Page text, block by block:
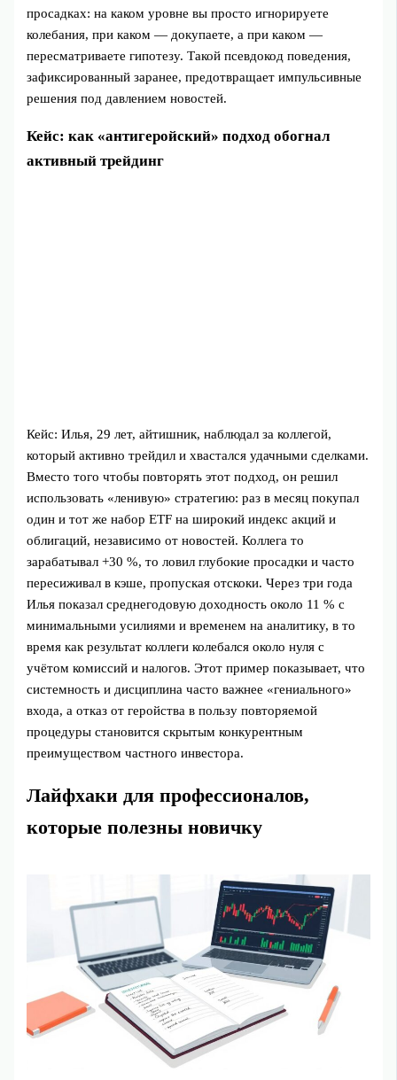
просадках: на каком уровне вы просто игнорируете
колебания, при каком — докупаете, а при каком —
пересматриваете гипотезу. Такой псевдокод поведения,
зафиксированный заранее, предотвращает импульсивные
решения под давлением новостей.
Кейс: как «антигеройский» подход обогнал
активный трейдинг
Кейс: Илья, 29 лет, айтишник, наблюдал за коллегой,
который активно трейдил и хвастался удачными сделками.
Вместо того чтобы повторять этот подход, он решил
использовать «ленивую» стратегию: раз в месяц покупал
один и тот же набор ETF на широкий индекс акций и
облигаций, независимо от новостей. Коллега то
зарабатывал +30 %, то ловил глубокие просадки и часто
пересиживал в кэше, пропуская отскоки. Через три года
Илья показал среднегодовую доходность около 11 % с
минимальными усилиями и временем на аналитику, в то
время как результат коллеги колебался около нуля с
учётом комиссий и налогов. Этот пример показывает, что
системность и дисциплина часто важнее «гениального»
входа, а отказ от геройства в пользу повторяемой
процедуры становится скрытым конкурентным
преимуществом частного инвестора.
Лайфхаки для профессионалов,
которые полезны новичку